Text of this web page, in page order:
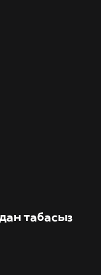
табасыз